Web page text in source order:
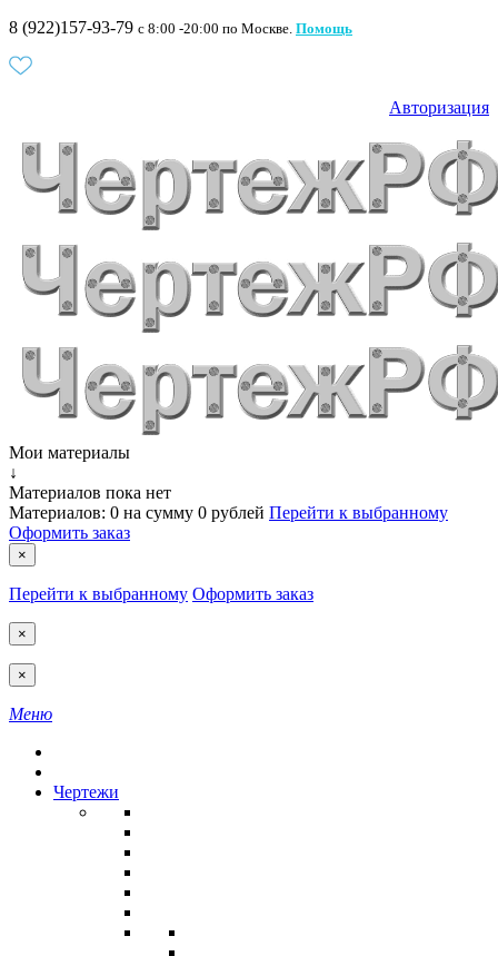
8 (922)157-93-79 c 8:00 -20:00 по Москве. Помощь
Авторизация
Мои материалы
↓
Материалов пока нет
Материалов: 0 на сумму 0 рублей Перейти к выбранному
Оформить заказ
×
Перейти к выбранному Оформить заказ
×
×
Меню
Чертежи